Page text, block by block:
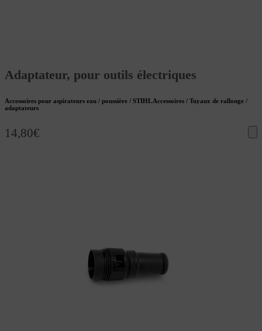
Adaptateur, pour outils électriques
Accessoires pour aspirateurs eau / poussière / STIHL Accessoires / Tuyaux de rallonge /
adaptateurs
14,80€